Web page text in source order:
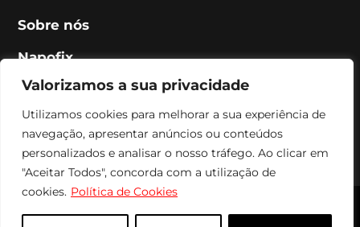
Valorizamos a sua privacidade
Utilizamos cookies para melhorar a sua experiência de
navegação, apresentar anúncios ou conteúdos
personalizados e analisar o nosso tráfego. Ao clicar em
"Aceitar Todos", concorda com a utilização de
cookies. Política de Cookies
Sobre nós
Napofix
Contactos
Legal
Social